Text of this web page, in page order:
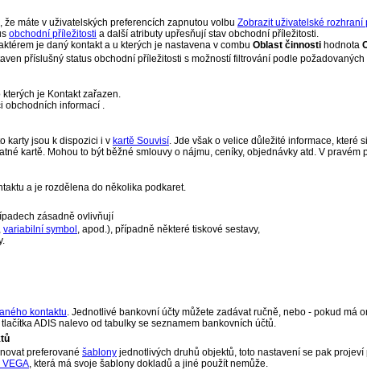
máte v uživatelských preferencích zapnutou volbu Zobrazit uživatelské rozhraní
obchodní příležitosti a další atributy upřesňují stav obchodní příležitosti.
je daný kontakt a u kterých je nastavena v combu Oblast činnosti hodnota
příslušný status obchodní příležitosti s možností filtrování podle požadovaných
kterých je Kontakt zařazen.
obchodních informací .
karty jsou k dispozici i v kartě Souvisí. Jde však o velice důležité informace, které
kartě. Mohou to být běžné smlouvy o nájmu, ceníky, objednávky atd. V
a je rozdělena do několika podkaret.
zásadně ovlivňují
variabilní symbol , apod.), případně některé tiskové sestavy,
kontaktu. Jednotlivé bankovní účty můžete zadávat ručně, nebo - pokud má
ADIS nalevo od tabulky se seznamem bankovních účtů.
preferované šablony jednotlivých druhů objektů, toto nastavení se pak
, která má svoje šablony dokladů a jiné použít nemůže.